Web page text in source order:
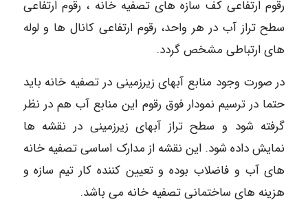
رقوم ارتفاعی کف سازه های تصفیه خانه ، رقوم ارتفاعی
سطح تراز آب در هر واحد، رقوم ارتفاعی کانال ها و لوله
های ارتباطی مشخص گردد.
در صورت وجود منابع آبهای زیرزمینی در تصفیه خانه باید
حتما در ترسیم نمودار فوق رقوم این منابع آب هم در نظر
گرفته شود و سطح تراز آبهای زیرزمینی در نقشه ها
نمایش داده شود. این نقشه از مدارک اساسی تصفیه خانه
های آب و فاضلاب بوده و تعیین کننده کار تیم سازه و
هزینه های ساختمانی تصفیه خانه می باشد.